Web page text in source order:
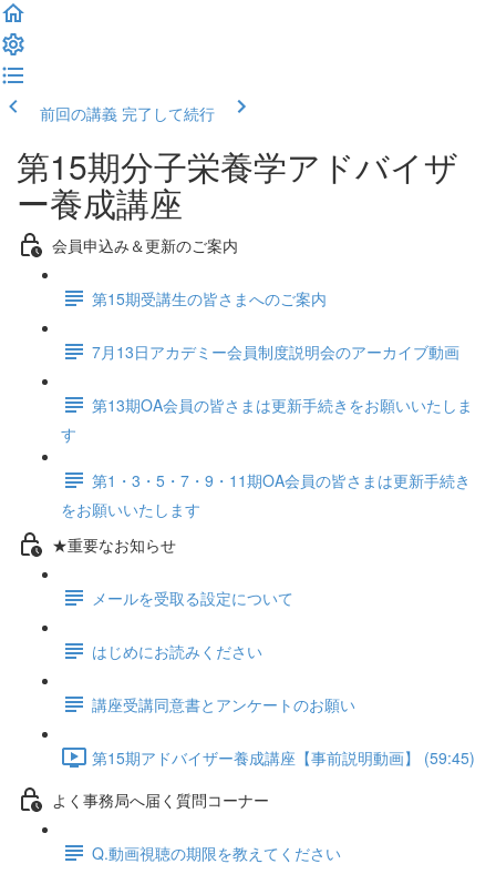
前回の講義 完了して続行
第15期分子栄養学アドバイザ
ー養成講座
会員申込み＆更新のご案内
第15期受講生の皆さまへのご案内
7月13日アカデミー会員制度説明会のアーカイブ動画
第13期OA会員の皆さまは更新手続きをお願いいたしま
す
第1・3・5・7・9・11期OA会員の皆さまは更新手続き
をお願いいたします
★重要なお知らせ
メールを受取る設定について
はじめにお読みください
講座受講同意書とアンケートのお願い
第15期アドバイザー養成講座【事前説明動画】 (59:45)
よく事務局へ届く質問コーナー
Q.動画視聴の期限を教えてください